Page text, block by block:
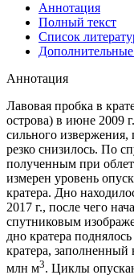
Аннотация
Полный текст
Список
Аннотация
Лавовая пробка в
острова) в июне 2009
сильного извержения,
резко снизилось. По
полученным при
измерен уровень
кратера. Дно
2017 г., после чего
спутниковым
дно кратера
кратера, заполненный
млн м3. Циклы